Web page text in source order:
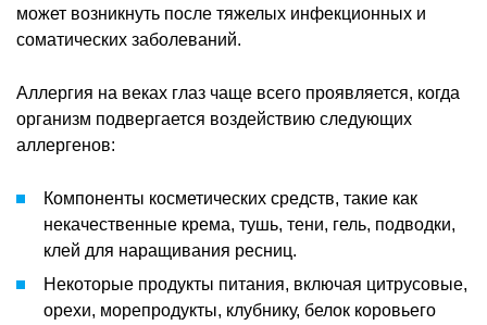
может возникнуть после тяжелых инфекционных и
соматических заболеваний.
Аллергия на веках глаз чаще всего проявляется, когда
организм подвергается воздействию следующих
аллергенов:
Компоненты косметических средств, такие как
некачественные крема, тушь, тени, гель, подводки,
клей для наращивания ресниц.
Некоторые продукты питания, включая цитрусовые,
орехи, морепродукты, клубнику, белок коровьего